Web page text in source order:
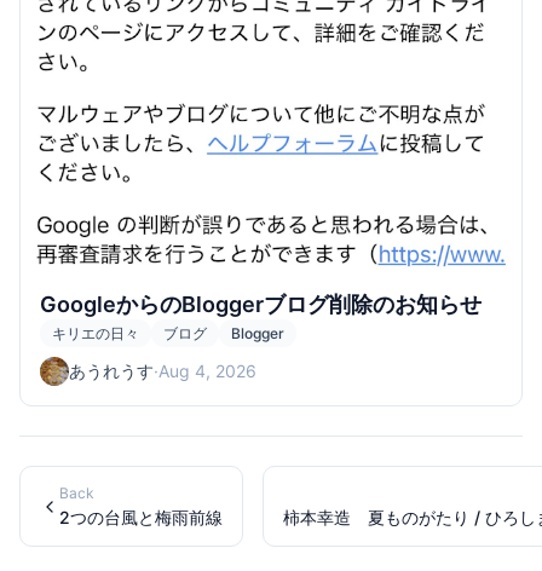
GoogleからのBloggerブログ削除のお知らせ
キリエの日々 ブログ Blogger
あうれうす·Aug 4, 2026
Back
2つの台風と梅雨前線 柿本幸造 夏ものがたり / ひろし